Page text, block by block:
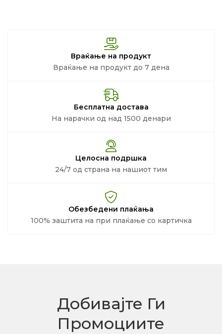
Враќање на продукт
Враќање на продукт до 7 дена
Бесплатна достава
На нарачки од над 1500 денари
Целосна подршка
24/7 од страна на нашиот тим
Обезбедени плаќања
100% заштита на при плаќање со картичка
Добивајте Ги
Промоциите